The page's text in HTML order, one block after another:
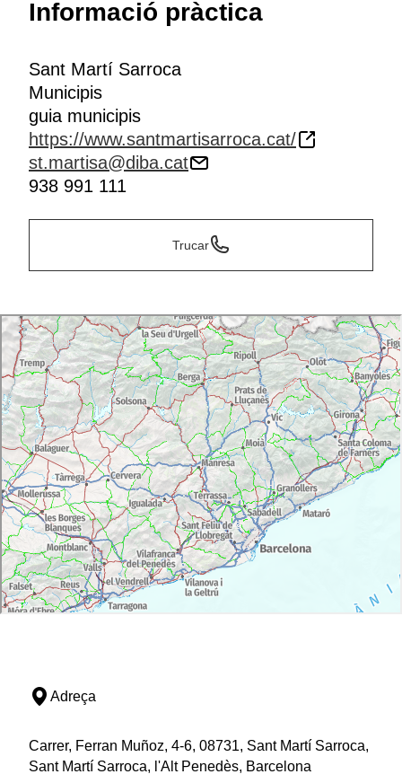
Informació pràctica
Sant Martí Sarroca
Municipis
guia municipis
https://www.santmartisarroca.cat/
st.martisa@diba.cat
938 991 111
Trucar
Adreça
Carrer, Ferran Muñoz, 4-6, 08731, Sant Martí Sarroca,
Sant Martí Sarroca, l'Alt Penedès, Barcelona